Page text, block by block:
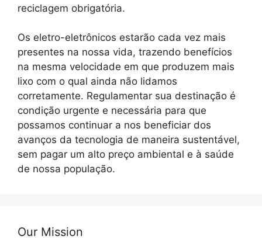
reciclagem obrigatória.
Os eletro-eletrônicos estarão cada vez mais
presentes na nossa vida, trazendo benefícios
na mesma velocidade em que produzem mais
lixo com o qual ainda não lidamos
corretamente. Regulamentar sua destinação é
condição urgente e necessária para que
possamos continuar a nos beneficiar dos
avanços da tecnologia de maneira sustentável,
sem pagar um alto preço ambiental e à saúde
de nossa população.
Our Mission